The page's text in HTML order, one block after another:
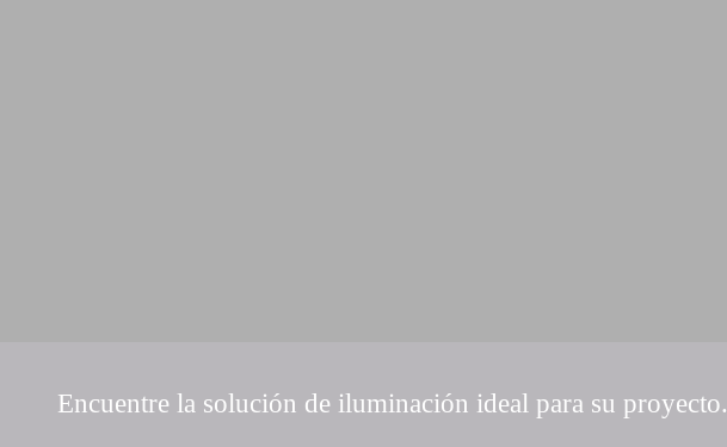
Encuentre la solución de iluminación ideal para su proyecto.